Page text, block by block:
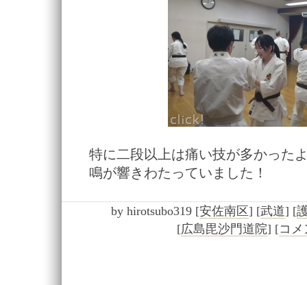
特に二段以上は痛い技が多かった
鳴が響きわたっていました！
by hirotsubo319 [安佐南区] [武道] [
[広島毘沙門道院] [コメ